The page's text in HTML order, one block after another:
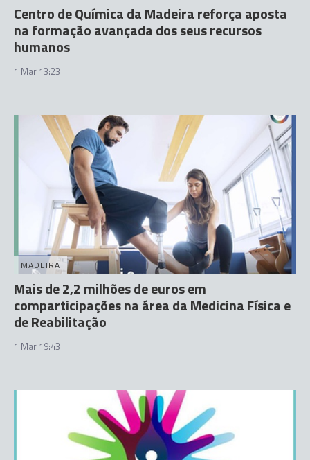
Centro de Química da Madeira reforça aposta
na formação avançada dos seus recursos
humanos
1 Mar 13:23
MADEIRA
Mais de 2,2 milhões de euros em
comparticipações na área da Medicina Física e
de Reabilitação
1 Mar 19:43